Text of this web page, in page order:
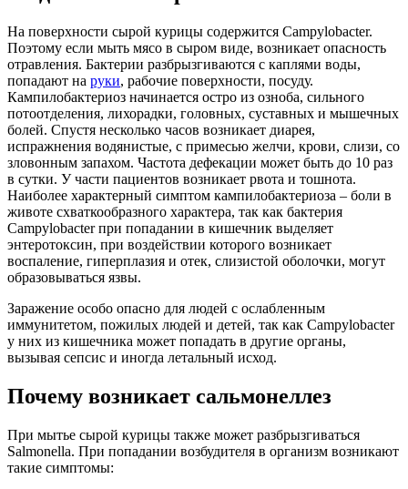
На поверхности сырой курицы содержится Campylobacter.
Поэтому если мыть мясо в сыром виде, возникает опасность
отравления. Бактерии разбрызгиваются с каплями воды,
попадают на руки, рабочие поверхности, посуду.
Кампилобактериоз начинается остро из озноба, сильного
потоотделения, лихорадки, головных, суставных и мышечных
болей. Спустя несколько часов возникает диарея,
испражнения водянистые, с примесью желчи, крови, слизи, со
зловонным запахом. Частота дефекации может быть до 10 раз
в сутки. У части пациентов возникает рвота и тошнота.
Наиболее характерный симптом кампилобактериоза – боли в
животе схваткообразного характера, так как бактерия
Campylobacter при попадании в кишечник выделяет
энтеротоксин, при воздействии которого возникает
воспаление, гиперплазия и отек, слизистой оболочки, могут
образовываться язвы.
Заражение особо опасно для людей с ослабленным
иммунитетом, пожилых людей и детей, так как Campylobacter
у них из кишечника может попадать в другие органы,
вызывая сепсис и иногда летальный исход.
Почему возникает сальмонеллез
При мытье сырой курицы также может разбрызгиваться
Salmonella. При попадании возбудителя в организм возникают
такие симптомы: